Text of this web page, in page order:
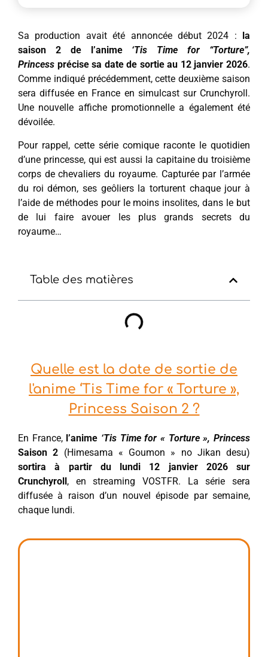
Sa production avait été annoncée début 2024 :
la
saison 2 de l’anime ‘Tis Time for “Torture”,
Princess précise sa date de sortie au 12 janvier 2026.
Comme indiqué précédemment, cette deuxième saison
sera diffusée en France en simulcast sur Crunchyroll.
Une nouvelle affiche promotionnelle a également été
dévoilée.
Pour rappel, cette série comique raconte le quotidien
d’une princesse, qui est aussi la capitaine du troisième
corps de chevaliers du royaume. Capturée par l’armée
du roi démon, ses geôliers la torturent chaque jour à
l’aide de méthodes pour le moins insolites, dans le but
de lui faire avouer les plus grands secrets du
royaume…
Table des matières
Quelle est la date de sortie de
l'anime ‘Tis Time for « Torture »,
Princess Saison 2 ?
En France, l’anime ‘Tis Time for « Torture », Princess
Saison 2 (Himesama « Goumon » no Jikan desu)
sortira à partir du lundi 12 janvier 2026 sur
Crunchyroll , en streaming VOSTFR. La série sera
diffusée à raison d’un nouvel épisode par semaine,
chaque lundi.